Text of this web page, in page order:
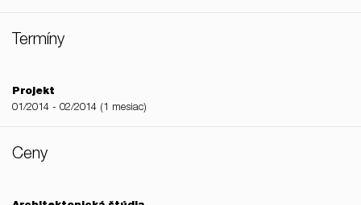
Termíny
Projekt
01/2014 - 02/2014 (1 mesiac)
Ceny